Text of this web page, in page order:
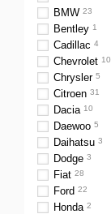
BMW 23
Bentley 1
Cadillac 4
Chevrolet 10
Chrysler 5
Citroen 31
Dacia 10
Daewoo 5
Daihatsu 3
Dodge 3
Fiat 28
Ford 22
Honda 2